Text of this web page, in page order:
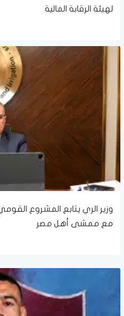
لهيئة الرقابة المالية
مع ممشى أهل مصر